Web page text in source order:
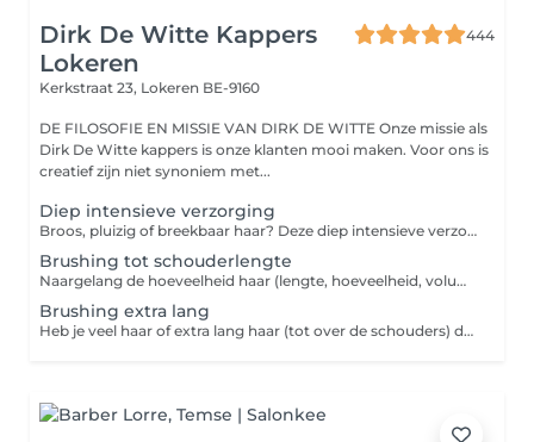
Dirk De Witte Kappers
Lokeren
444
Kerkstraat 23, Lokeren BE-9160
DE FILOSOFIE EN MISSIE VAN DIRK DE WITTE Onze missie als
Dirk De Witte kappers is onze klanten mooi maken. Voor ons is
creatief zijn niet synoniem met...
Diep intensieve verzorging
Broos, pluizig of breekbaar haar? Deze diep intensieve verzorging verzorgt, herstelt en verstevigt jouw haren van de wortel tot in de puntjes. Zeker een aanrader voor mensen die hun haren regelmatig kleuren of ontkleuren. Groetjes, Jouw Dirk De Witte Kappers Team
Brushing tot schouderlengte
Naargelang de hoeveelheid haar (lengte, hoeveelheid, volume) kan er meer tijd nodig zijn dan een halfuur en wordt er een extra aangerekend. Groetjes, Jouw Dirk De Witte Kappers Team
Brushing extra lang
Heb je veel haar of extra lang haar (tot over de schouders) dan hebben wij meer tijd nodig en dien je deze brushing te boeken. Groetjes, Jouw Dirk De Witte Kappers Team